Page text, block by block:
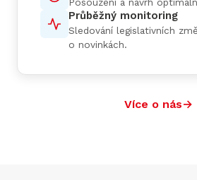
Průběžný monitoring
Sledování legislativních
o novinkách.
Více o nás→